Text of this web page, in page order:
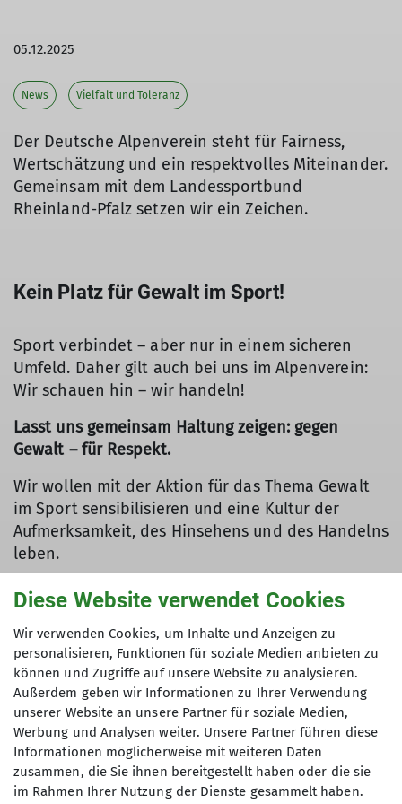
05.12.2025
News Vielfalt und Toleranz
Der Deutsche Alpenverein steht für Fairness,
Wertschätzung und ein respektvolles Miteinander.
Gemeinsam mit dem Landessportbund
Rheinland-Pfalz setzen wir ein Zeichen.
Kein Platz für Gewalt im Sport!
Sport verbindet – aber nur in einem sicheren
Umfeld. Daher gilt auch bei uns im Alpenverein:
Wir schauen hin – wir handeln!
Lasst uns gemeinsam Haltung zeigen: gegen
Gewalt – für Respekt.
Wir wollen mit der Aktion für das Thema Gewalt
im Sport sensibilisieren und eine Kultur der
Aufmerksamkeit, des Hinsehens und des Handelns
leben.
Denn Gewalt hat viele Gesichter: körperlich,
psychisch, sexualisiert – aber auch Ausgrenzung
oder Diskriminierung. Sport soll ein sicherer
Raum für alle sein. Dafür stehen wir ein!
Ansprechpersonen
Und falls doch einmal etwas passiert oder Fragen
aufkommen: Wir beraten euch gerne! Unsere
Ansprechpartner*innen unterstützen euch
vertraulich und "ernstgenommen" bei allen
Diese Website verwendet Cookies
Wir verwenden Cookies, um Inhalte und Anzeigen zu
personalisieren, Funktionen für soziale Medien anbieten zu
können und Zugriffe auf unsere Website zu analysieren.
Außerdem geben wir Informationen zu Ihrer Verwendung
unserer Website an unsere Partner für soziale Medien,
Werbung und Analysen weiter. Unsere Partner führen diese
Informationen möglicherweise mit weiteren Daten
zusammen, die Sie ihnen bereitgestellt haben oder die sie
im Rahmen Ihrer Nutzung der Dienste gesammelt haben.